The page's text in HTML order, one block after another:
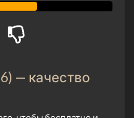
— качество